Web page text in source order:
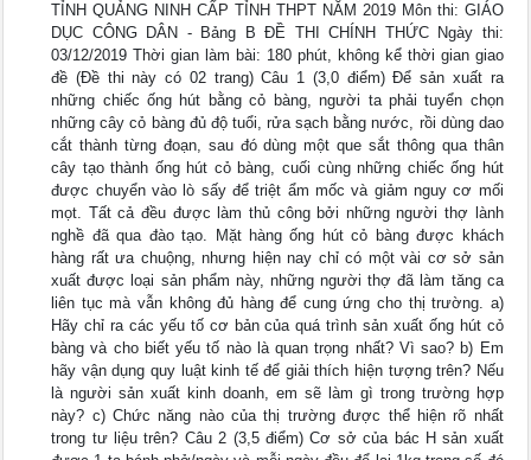
TỈNH QUẢNG NINH CẤP TỈNH THPT NĂM 2019 Môn thi: GIÁO
DỤC CÔNG DÂN - Bảng B ĐỀ THI CHÍNH THỨC Ngày thi:
03/12/2019 Thời gian làm bài: 180 phút, không kể thời gian giao
đề (Đề thi này có 02 trang) Câu 1 (3,0 điểm) Để sản xuất ra
những chiếc ống hút bằng cỏ bàng, người ta phải tuyển chọn
những cây cỏ bàng đủ độ tuổi, rửa sạch bằng nước, rồi dùng dao
cắt thành từng đoạn, sau đó dùng một que sắt thông qua thân
cây tạo thành ống hút cỏ bàng, cuối cùng những chiếc ống hút
được chuyển vào lò sấy để triệt ẩm mốc và giảm nguy cơ mối
mọt. Tất cả đều được làm thủ công bởi những người thợ lành
nghề đã qua đào tạo. Mặt hàng ống hút cỏ bàng được khách
hàng rất ưa chuộng, nhưng hiện nay chỉ có một vài cơ sở sản
xuất được loại sản phẩm này, những người thợ đã làm tăng ca
liên tục mà vẫn không đủ hàng để cung ứng cho thị trường. a)
Hãy chỉ ra các yếu tố cơ bản của quá trình sản xuất ống hút cỏ
bàng và cho biết yếu tố nào là quan trọng nhất? Vì sao? b) Em
hãy vận dụng quy luật kinh tế để giải thích hiện tượng trên? Nếu
là người sản xuất kinh doanh, em sẽ làm gì trong trường hợp
này? c) Chức năng nào của thị trường được thể hiện rõ nhất
trong tư liệu trên? Câu 2 (3,5 điểm) Cơ sở của bác H sản xuất